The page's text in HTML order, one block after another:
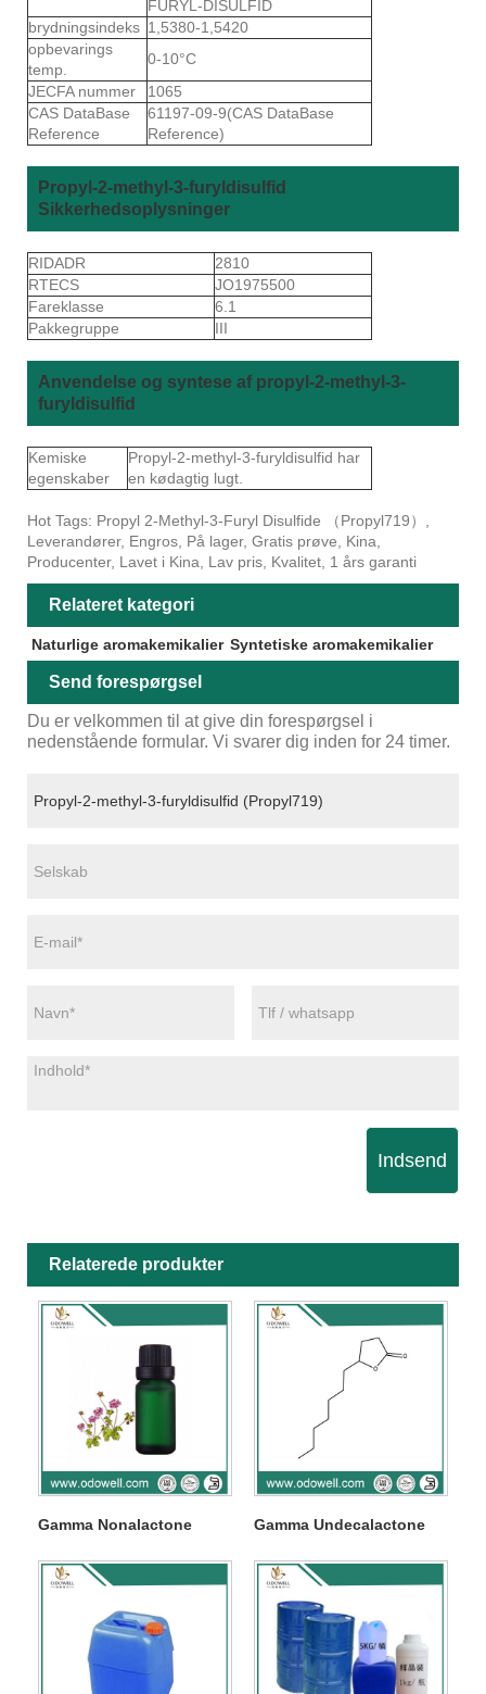
FURYL-DISULFID
brydningsindeks 1,5380-1,5420
opbevarings
temp.
0-10°C
JECFA nummer
1065
CAS DataBase
Reference
61197-09-9(CAS DataBase
Reference)
Propyl-2-methyl-3-furyldisulfid
Sikkerhedsoplysninger
RIDADR
2810
RTECS
JO1975500
Fareklasse
6.1
Pakkegruppe
III
Anvendelse og syntese af propyl-2-methyl-3-
furyldisulfid
Kemiske
egenskaber
Propyl-2-methyl-3-furyldisulfid har
en kødagtig lugt.
Hot Tags: Propyl 2-Methyl-3-Furyl Disulfide （Propyl719）,
Leverandører, Engros, På lager, Gratis prøve, Kina,
Producenter, Lavet i Kina, Lav pris, Kvalitet, 1 års garanti
Relateret kategori
Naturlige aromakemikalier Syntetiske aromakemikalier
Send forespørgsel
Du er velkommen til at give din forespørgsel i
nedenstående formular. Vi svarer dig inden for 24 timer.
Indsend
Relaterede produkter
Gamma Nonalactone Gamma Undecalactone